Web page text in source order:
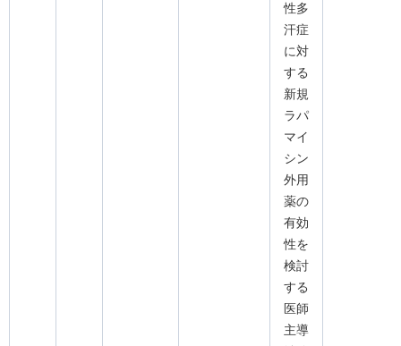
性多
汗症
に対
する
新規
ラパ
マイ
シン
外用
薬の
有効
性を
検討
する
医師
主導